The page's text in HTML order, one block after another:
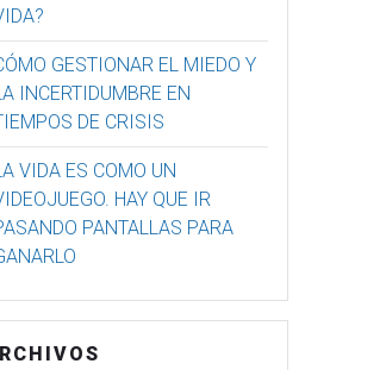
GESTIONAR EL MIEDO Y
INCERTIDUMBRE EN
DE CRISIS
VIDA ES COMO UN
HAY QUE IR
PANTALLAS PARA